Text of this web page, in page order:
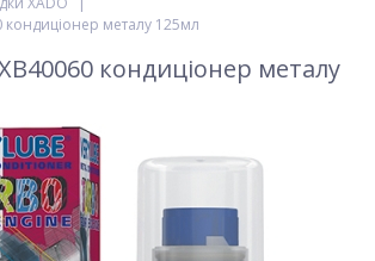
металу 125мл
кондиціонер металу